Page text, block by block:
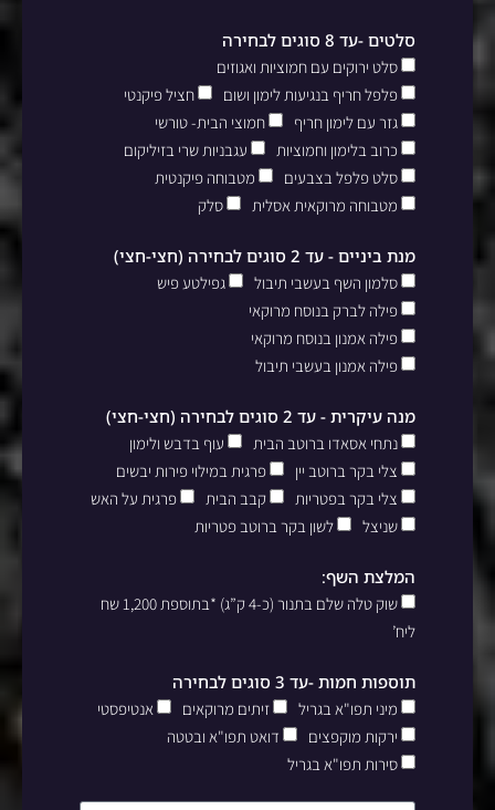
סלטים -עד 8 סוגים לבחירה
סלט ירוקים עם חמוציות ואגוזים
פלפל חריף בנגיעות לימון ושום
חציל פיקנטי
גזר עם לימון חריף
חמוצי הבית- טורשי
כרוב בלימון וחמוציות
עגבניות שרי בזיליקום
סלט פלפל בצבעים
מטבוחה פיקנטית
מטבוחה מרוקאית אסלית
סלק
מנת ביניים - עד 2 סוגים לבחירה (חצי-חצי)
סלמון השף בעשבי תיבול
גפילטע פיש
פילה לברק בנוסח מרוקאי
פילה אמנון בנוסח מרוקאי
פילה אמנון בעשבי תיבול
מנה עיקרית - עד 2 סוגים לבחירה (חצי-חצי)
נתחי אסאדו ברוטב הבית
עוף בדבש ולימון
צלי בקר ברוטב יין
פרגית במילוי פירות יבשים
צלי בקר בפטריות
קבב הבית
פרגית על האש
שניצל
לשון בקר ברוטב פטריות
המלצת השף:
שוק טלה שלם בתנור (כ-4 ק”ג) *בתוספת 1,200 שח
ליח’
תוספות חמות -עד 3 סוגים לבחירה
מיני תפו"א בגריל זיתים מרוקאים
אנטיפסטי
ירקות מוקפצים
דואט תפו"א ובטטה
סירות תפו"א בגריל